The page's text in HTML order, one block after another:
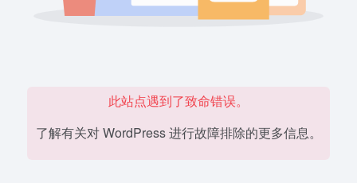
此站点遇到了致命错误。
了解有关对 WordPress 进行故障排除的更多信息。